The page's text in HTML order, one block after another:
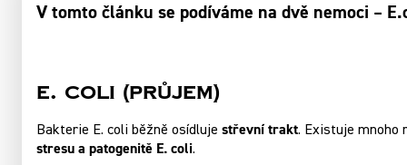
V tomto článku se podíváme na dvě nemoci –
E. coli (průjem)
Bakterie E. coli běžně osídluje střevní trakt. Existuje mnoho
stresu a patogenitě E. coli.